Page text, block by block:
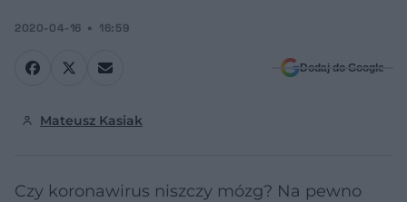
2020-04-16 16:59
Dodaj do Google
Mateusz Kasiak
Czy koronawirus niszczy mózg? Na pewno